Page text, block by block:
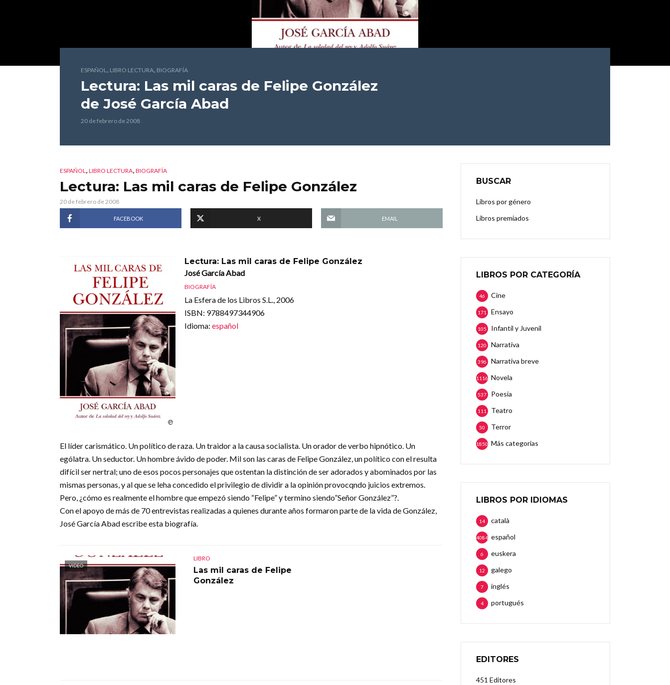
ESPAÑOL, LIBRO LECTURA, BIOGRAFÍA
Lectura: Las mil caras de Felipe González
de José García Abad
20 de febrero de 2008
ESPAÑOL, LIBRO LECTURA, BIOGRAFÍA
Lectura: Las mil caras de Felipe González
20 de febrero de 2008
FACEBOOK X EMAIL
Lectura: Las mil caras de Felipe González
José García Abad
BIOGRAFÍA
La Esfera de los Libros S.L., 2006
ISBN: 9788497344906
Idioma: español
El líder carismático. Un político de raza. Un traidor a la causa socialista. Un orador de verbo hipnótico. Un
ególatra. Un seductor. Un hombre ávido de poder. Mil son las caras de Felipe González, un político con el resulta
difícil ser nertral; uno de esos pocos personajes que ostentan la distinción de ser adorados y abominados por las
mismas personas, y al que se leha concedido el privilegio de dividir a la opinión provocqndo juicios extremos.
Pero, ¿cómo es realmente el hombre que empezó siendo “Felipe” y termino siendo”Señor González”?.
Con el apoyo de más de 70 entrevistas realizadas a quienes durante años formaron parte de la vida de González,
José García Abad escribe esta biografía.
VIDEO
LIBRO
Las mil caras de Felipe
González
BUSCAR
Libros por género
Libros premiados
LIBROS POR CATEGORÍA
Cine
46
Ensayo
171
Infantil y Juvenil
105
Narrativa
120
Narrativa breve
396
Novela
1116
Poesía
537
Teatro
111
Terror
50
Más categorias
1850
LIBROS POR IDIOMAS
català
14
español
4084
euskera
6
galego
12
inglés
7
portugués
4
EDITORES
451 Editores